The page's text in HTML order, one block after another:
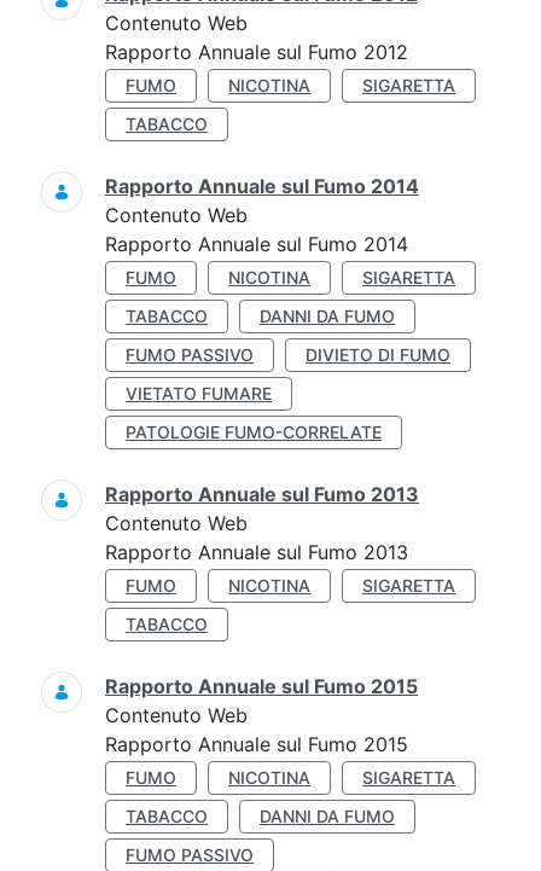
Contenuto Web
Rapporto Annuale sul Fumo 2012
FUMO NICOTINA
SIGARETTA
TABACCO
Rapporto Annuale sul Fumo 2014
Contenuto Web
Rapporto Annuale sul Fumo 2014
FUMO NICOTINA
SIGARETTA
TABACCO
DANNI DA FUMO
FUMO PASSIVO
DIVIETO DI FUMO
VIETATO FUMARE
PATOLOGIE FUMO-CORRELATE
Rapporto Annuale sul Fumo 2013
Contenuto Web
Rapporto Annuale sul Fumo 2013
FUMO NICOTINA
SIGARETTA
TABACCO
Rapporto Annuale sul Fumo 2015
Contenuto Web
Rapporto Annuale sul Fumo 2015
FUMO NICOTINA
SIGARETTA
TABACCO
DANNI DA FUMO
FUMO PASSIVO